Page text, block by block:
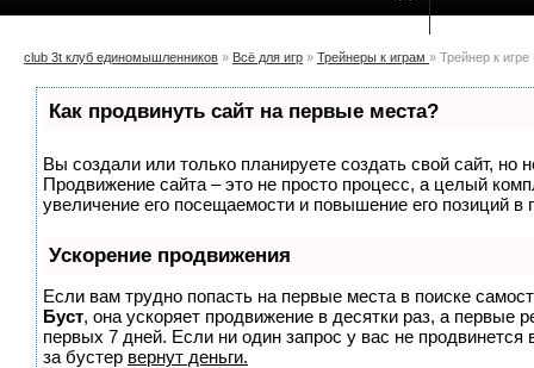
club 3t клуб единомышленников » Всё для игр » Трейнеры к играм » Трейнер к
нежити)
Как продвинуть сайт на первые места?
Вы создали или только планируете создать свой сайт, но
Продвижение сайта – это не просто процесс, а целый
увеличение его посещаемости и повышение его позиций в
Ускорение продвижения
Если вам трудно попасть на первые места в поиске
Буст, она ускоряет продвижение в десятки раз, а первые
первых 7 дней. Если ни один запрос у вас не продвинется
за бустер вернут деньги.